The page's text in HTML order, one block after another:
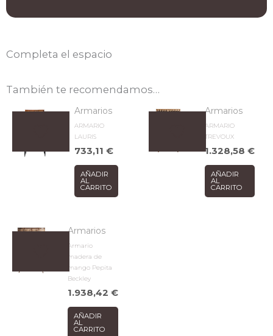
Completa el espacio
También te recomendamos…
Armarios
ARMARIO
LAURIS
733,11€
AÑADIR
AL
CARRITO
Armarios
ARMARIO
TREVOUX
1.328,58€
AÑADIR
AL
CARRITO
Armarios
Armario
madera de
mango Pepita
Beckley
1.938,42€
AÑADIR
AL
CARRITO